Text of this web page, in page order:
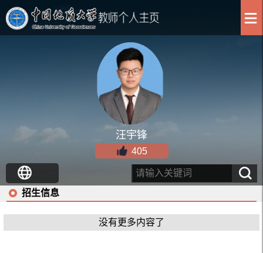
汪宇锋
405
招生信息
没有更多内容了